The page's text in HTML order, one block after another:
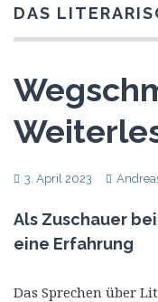
DAS
3. April 2023
Als Zuschauer
eine Erfahrung
Das Sprechen über